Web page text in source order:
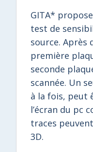
GITA*
test de
source. Après
première
seconde
scannée. Un
à la fois, peut
l’écran du pc
traces
3D.